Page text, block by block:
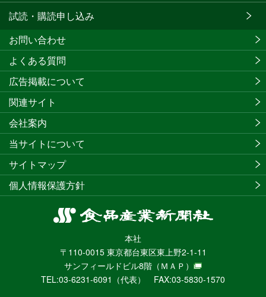
試読・購読申し込み
食
産
業
新
聞
本社
〒110-0015 東京都台東区東上野2-1-11
サンフィールドビル8階 （ＭＡＰ）
TEL:03-6231-6091（代表） FAX:03-5830-1570
お問い合わせ
よくある質問
広告掲載について
関連サイト
会社案内
当サイトについて
サイトマップ
個人情報保護方針